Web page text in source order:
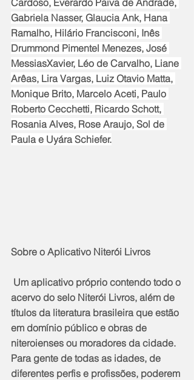
Gabriela Nasser, Glaucia Ank, Hana
Ramalho, Hilário Francisconi, Inês
Drummond Pimentel Menezes, José
MessiasXavier, Léo de Carvalho, Liane
Arêas, Lira Vargas, Luiz Otavio Matta,
Monique Brito, Marcelo Aceti, Paulo
Roberto Cecchetti, Ricardo Schott,
Rosania Alves, Rose Araujo, Sol de
Paula e Uyára Schiefer.
Sobre o Aplicativo Niterói Livros
acervo do selo Niterói Livros, além de
títulos da literatura brasileira que estão
em domínio público e obras de
niteroienses ou moradores da cidade.
Para gente de todas as idades, de
diferentes perfis e profissões, poderem